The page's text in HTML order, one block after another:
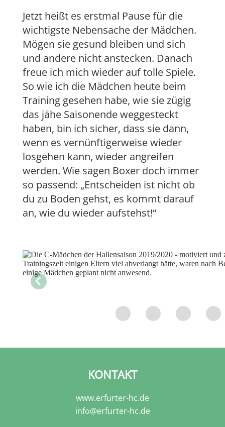
Jetzt heißt es erstmal Pause für die
wichtigste Nebensache der Mädchen.
Mögen sie gesund bleiben und sich
und andere nicht anstecken. Danach
freue ich mich wieder auf tolle Spiele.
So wie ich die Mädchen heute beim
Training gesehen habe, wie sie zügig
das jähe Saisonende weggesteckt
haben, bin ich sicher, dass sie dann,
wenn es vernünftigerweise wieder
losgehen kann, wieder angreifen
werden. Wie sagen Boxer doch immer
so passend: „Entscheiden ist nicht ob
du zu Boden gehst, es kommt darauf
an, wie du wieder aufstehst!“
KONTAKT
www.erfurter-hc.de
info@erfurter-hc.de